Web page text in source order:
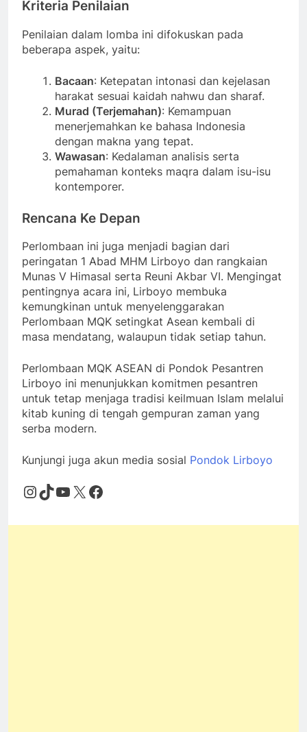
Kriteria Penilaian
Penilaian dalam lomba ini difokuskan pada
beberapa aspek, yaitu:
Bacaan: Ketepatan intonasi dan kejelasan
harakat sesuai kaidah nahwu dan sharaf.
Murad (Terjemahan): Kemampuan
menerjemahkan ke bahasa Indonesia
dengan makna yang tepat.
Wawasan: Kedalaman analisis serta
pemahaman konteks maqra dalam isu-isu
kontemporer.
Rencana Ke Depan
Perlombaan ini juga menjadi bagian dari
peringatan 1 Abad MHM Lirboyo dan rangkaian
Munas V Himasal serta Reuni Akbar VI. Mengingat
pentingnya acara ini, Lirboyo membuka
kemungkinan untuk menyelenggarakan
Perlombaan MQK setingkat Asean kembali di
masa mendatang, walaupun tidak setiap tahun.
Perlombaan MQK ASEAN di Pondok Pesantren
Lirboyo ini menunjukkan komitmen pesantren
untuk tetap menjaga tradisi keilmuan Islam melalui
kitab kuning di tengah gempuran zaman yang
serba modern.
Kunjungi juga akun media sosial Pondok Lirboyo
Instagram
TikTok
YouTube
X Facebook